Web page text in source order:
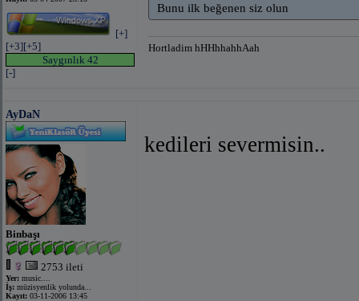
[+]
[+3][+5]
Saygınlık 42
[-]
Bunu ilk beğenen siz olun
Hortladim hHHhhahhAah
AyDaN
Binbaşı
2753 ileti
Yer: music....
İş: müzisyenlik yolunda...
Kayıt: 03-11-2006 13:45
kedileri severmisin..